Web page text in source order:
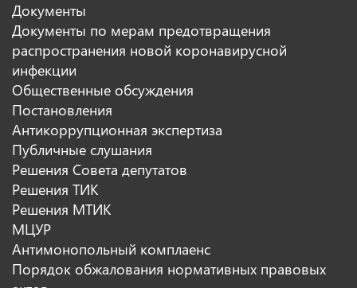
Документы
Документы по мерам предотвращения
распространения новой коронавирусной
инфекции
Общественные обсуждения
Постановления
Антикоррупционная экспертиза
Публичные слушания
Решения Совета депутатов
Решения ТИК
Решения МТИК
МЦУР
Антимонопольный комплаенс
Порядок обжалования нормативных правовых